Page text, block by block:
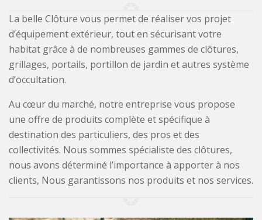
La belle Clôture vous permet de réaliser vos projet
d’équipement extérieur, tout en sécurisant votre
habitat grâce à de nombreuses gammes de clôtures,
grillages, portails, portillon de jardin et autres système
d’occultation.
Au cœur du marché, notre entreprise vous propose
une offre de produits complète et spécifique à
destination des particuliers, des pros et des
collectivités. Nous sommes spécialiste des clôtures,
nous avons déterminé l’importance à apporter à nos
clients, Nous garantissons nos produits et nos services.